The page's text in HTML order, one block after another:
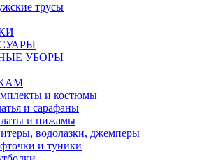
трусы
УБОРЫ
и костюмы
и сарафаны
и пижамы
водолазки, джемперы
и туники